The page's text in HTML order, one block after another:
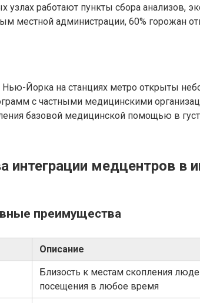
узлах работают пункты сбора анализов,
местной администрации, 60% горожан
Нью-Йорка на станциях метро открыты
с частными медицинскими
базовой медицинской помощью в
интеграции медцентров в
преимущества
Описание
Близость к местам скопления
посещения в любое время